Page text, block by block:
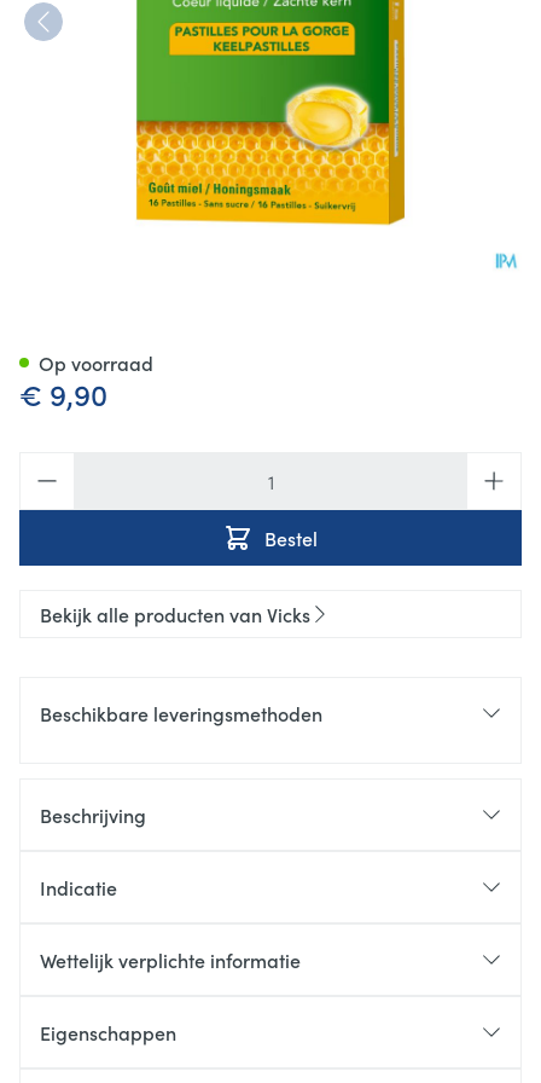
€ 9,90
Bestel
Op voorraad
Bekijk alle producten van Vicks
Beschikbare leveringsmethoden
Beschrijving
Indicatie
Wettelijk verplichte informatie
Eigenschappen